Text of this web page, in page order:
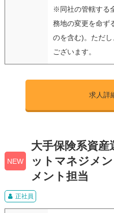
※同社の管轄する
務地の変更を命ず
のを含む)。ただ
ございます。
求人詳
NEW
大手保険系資産
ットマネジメ
メント担当
正社員